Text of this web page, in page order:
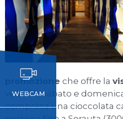
promozione che offre la
venerdì, sabato e
compresa una cioccolata
WEBCAM